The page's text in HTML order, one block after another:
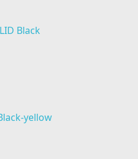
Black
yellow